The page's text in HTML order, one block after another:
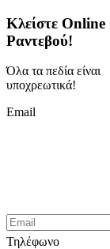
Κλείστε Online
Ραντεβού!
Όλα τα πεδία είναι
υποχρεωτικά!
Email
Τηλέφωνο